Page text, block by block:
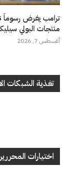
منتجات البولي
أغسطس 7, 2026
تغذية الشبكات
اختيارات